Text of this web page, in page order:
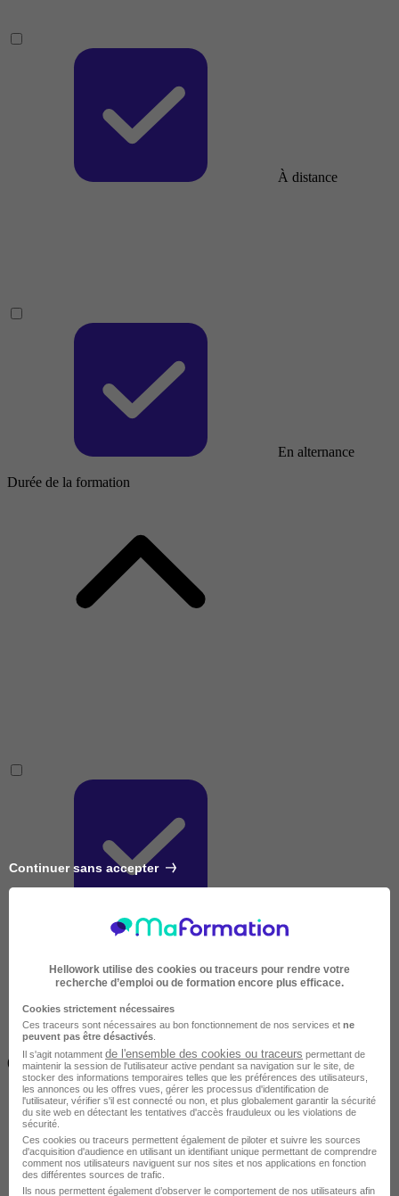
À distance
En alternance
Durée de la formation
(14h)
Continuer sans accepter
Hellowork utilise des cookies ou traceurs pour rendre votre
recherche d’emploi ou de formation encore plus efficace.
Cookies strictement nécessaires
Ces traceurs sont nécessaires au bon fonctionnement de nos services et ne
peuvent pas être désactivés
Il s'agit notamment de l'ensemble des cookies ou traceurs permettant de
maintenir la session de l'utilisateur active pendant sa navigation sur le site, de
stocker des informations temporaires telles que les préférences des utilisateurs,
les annonces ou les offres vues, gérer les processus d'identification de
l'utilisateur, vérifier s'il est connecté ou non, et plus globalement garantir la sécurité
du site web en détectant les tentatives d'accès frauduleux ou les violations de
sécurité.
Ces cookies ou traceurs permettent également de piloter et suivre les sources
d'acquisition d'audience en utilisant un identifiant unique permettant de comprendre
comment nos utilisateurs naviguent sur nos sites et nos applications en fonction
des différentes sources de trafic.
Ils nous permettent également d’observer le comportement de nos utilisateurs afin